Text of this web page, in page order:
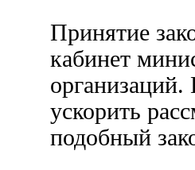
Принятие
кабинет
ускорить
подобный